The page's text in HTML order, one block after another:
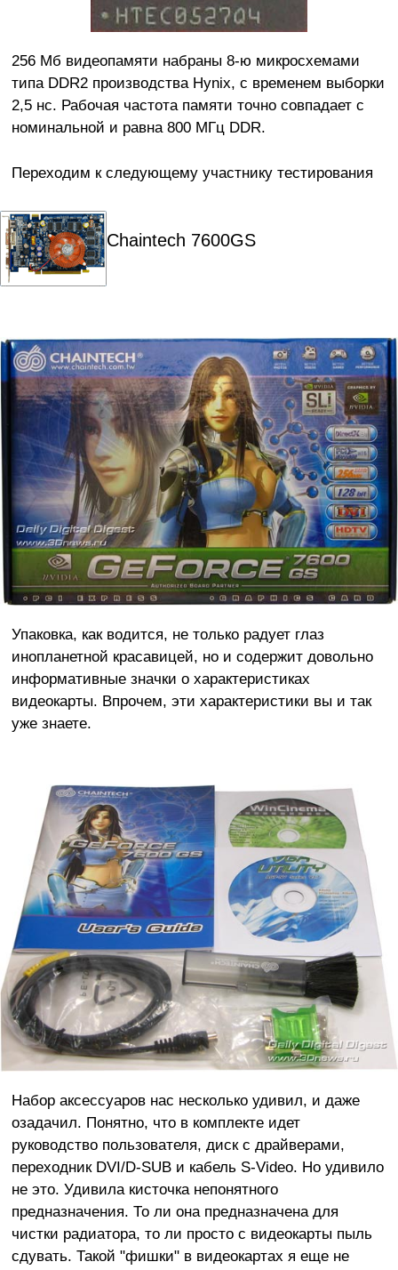
256 Мб видеопамяти набраны 8-ю микросхемами
типа DDR2 производства Hynix, с временем выборки
2,5 нс. Рабочая частота памяти точно совпадает с
номинальной и равна 800 МГц DDR.
Переходим к следующему участнику тестирования
Chaintech 7600GS
Упаковка, как водится, не только радует глаз
инопланетной красавицей, но и содержит довольно
информативные значки о характеристиках
видеокарты. Впрочем, эти характеристики вы и так
уже знаете.
Набор аксессуаров наc несколько удивил, и даже
озадачил. Понятно, что в комплекте идет
руководство пользователя, диск с драйверами,
переходник DVI/D-SUB и кабель S-Video. Но удивило
не это. Удивила кисточка непонятного
предназначения. То ли она предназначена для
чистки радиатора, то ли просто с видеокарты пыль
сдувать. Такой "фишки" в видеокартах я еще не